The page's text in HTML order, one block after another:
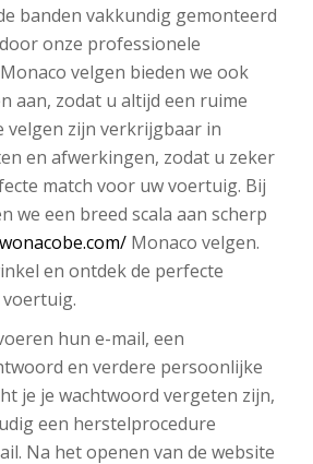
banden vakkundig gemonteerd
onze professionele
velgen bieden we ook
aan, zodat u altijd een ruime
velgen zijn verkrijgbaar in
en afwerkingen, zodat u zeker
match voor uw voertuig. Bij
we een breed scala aan scherp
Monaco velgen.
en ontdek de perfecte
hun e-mail, een
en verdere persoonlijke
je je wachtwoord vergeten zijn,
een herstelprocedure
Na het openen van de website